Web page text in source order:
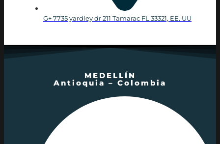
G+ 7735 yardley dr 211 Tamarac FL 33321, EE. UU
MEDELLÍN
Antioquia – Colombia